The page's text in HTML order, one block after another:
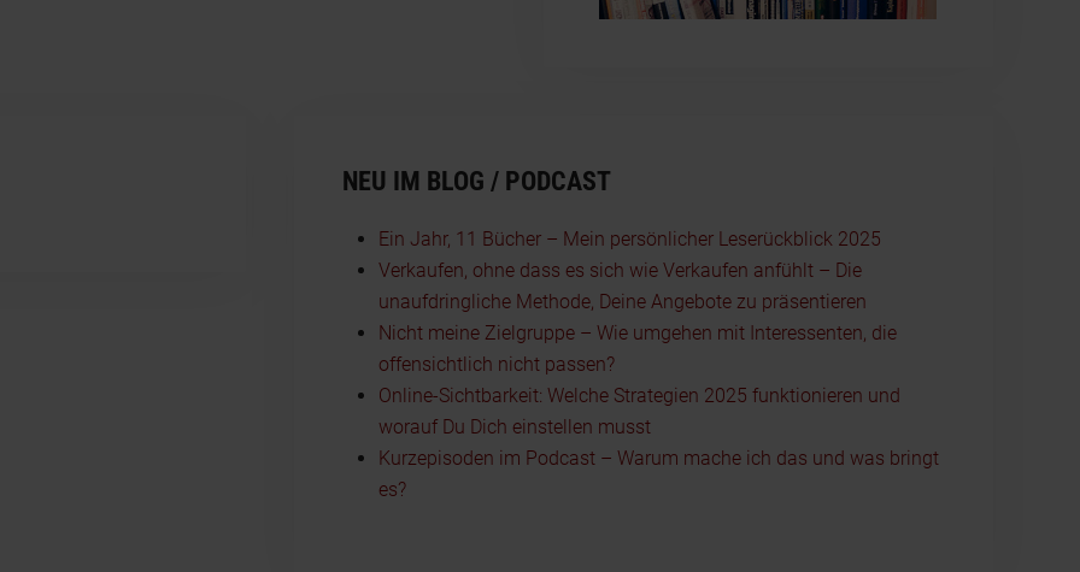
NEU IM BLOG / PODCAST
Ein Jahr, 11 Bücher – Mein persönlicher Leserückblick 2025
Verkaufen, ohne dass es sich wie Verkaufen anfühlt – Die
unaufdringliche Methode, Deine Angebote zu präsentieren
Nicht meine Zielgruppe – Wie umgehen mit Interessenten, die
offensichtlich nicht passen?
Online-Sichtbarkeit: Welche Strategien 2025 funktionieren und
worauf Du Dich einstellen musst
Kurzepisoden im Podcast – Warum mache ich das und was bringt
es?